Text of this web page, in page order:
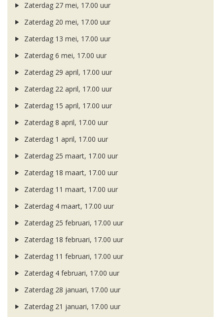
Zaterdag 27 mei, 17.00 uur
Zaterdag 20 mei, 17.00 uur
Zaterdag 13 mei, 17.00 uur
Zaterdag 6 mei, 17.00 uur
Zaterdag 29 april, 17.00 uur
Zaterdag 22 april, 17.00 uur
Zaterdag 15 april, 17.00 uur
Zaterdag 8 april, 17.00 uur
Zaterdag 1 april, 17.00 uur
Zaterdag 25 maart, 17.00 uur
Zaterdag 18 maart, 17.00 uur
Zaterdag 11 maart, 17.00 uur
Zaterdag 4 maart, 17.00 uur
Zaterdag 25 februari, 17.00 uur
Zaterdag 18 februari, 17.00 uur
Zaterdag 11 februari, 17.00 uur
Zaterdag 4 februari, 17.00 uur
Zaterdag 28 januari, 17.00 uur
Zaterdag 21 januari, 17.00 uur